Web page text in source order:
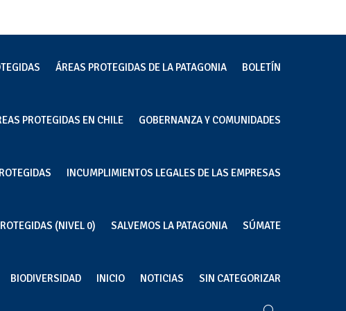
ÁREAS PROTEGIDAS DE LA PATAGONIA BOLETÍN
PROTEGIDAS EN CHILE GOBERNANZA Y COMUNIDADES
INCUMPLIMIENTOS LEGALES DE LAS EMPRESAS
(NIVEL 0) SALVEMOS LA PATAGONIA SÚMATE
BIODIVERSIDAD INICIO NOTICIAS SIN CATEGORIZAR
una